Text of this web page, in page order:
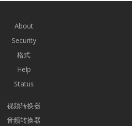
About
Security
格式
Help
Status
视频转换器
音频转换器